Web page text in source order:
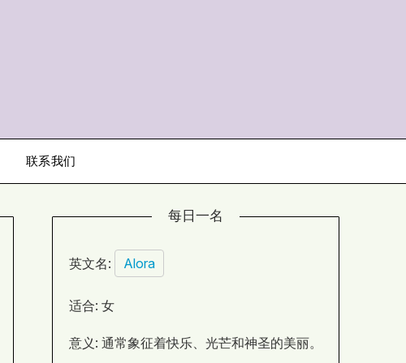
联系我们
每日一名
英文名: Alora
适合: 女
意义: 通常象征着快乐、光芒和神圣的美丽。